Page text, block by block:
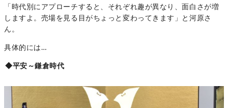
「時代別にアプローチすると、それぞれ趣が異なり、面白さが増
しますよ。売場を見る目がちょっと変わってきます」と河原さ
ん。
具体的には…
◆平安～鎌倉時代